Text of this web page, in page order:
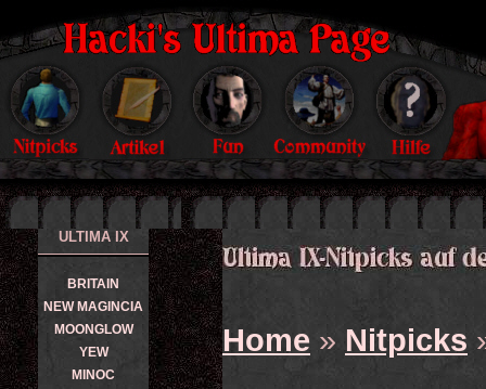
Home » Nitpicks
ULTIMA IX
BRITAIN
NEW MAGINCIA
MOONGLOW
YEW
MINOC